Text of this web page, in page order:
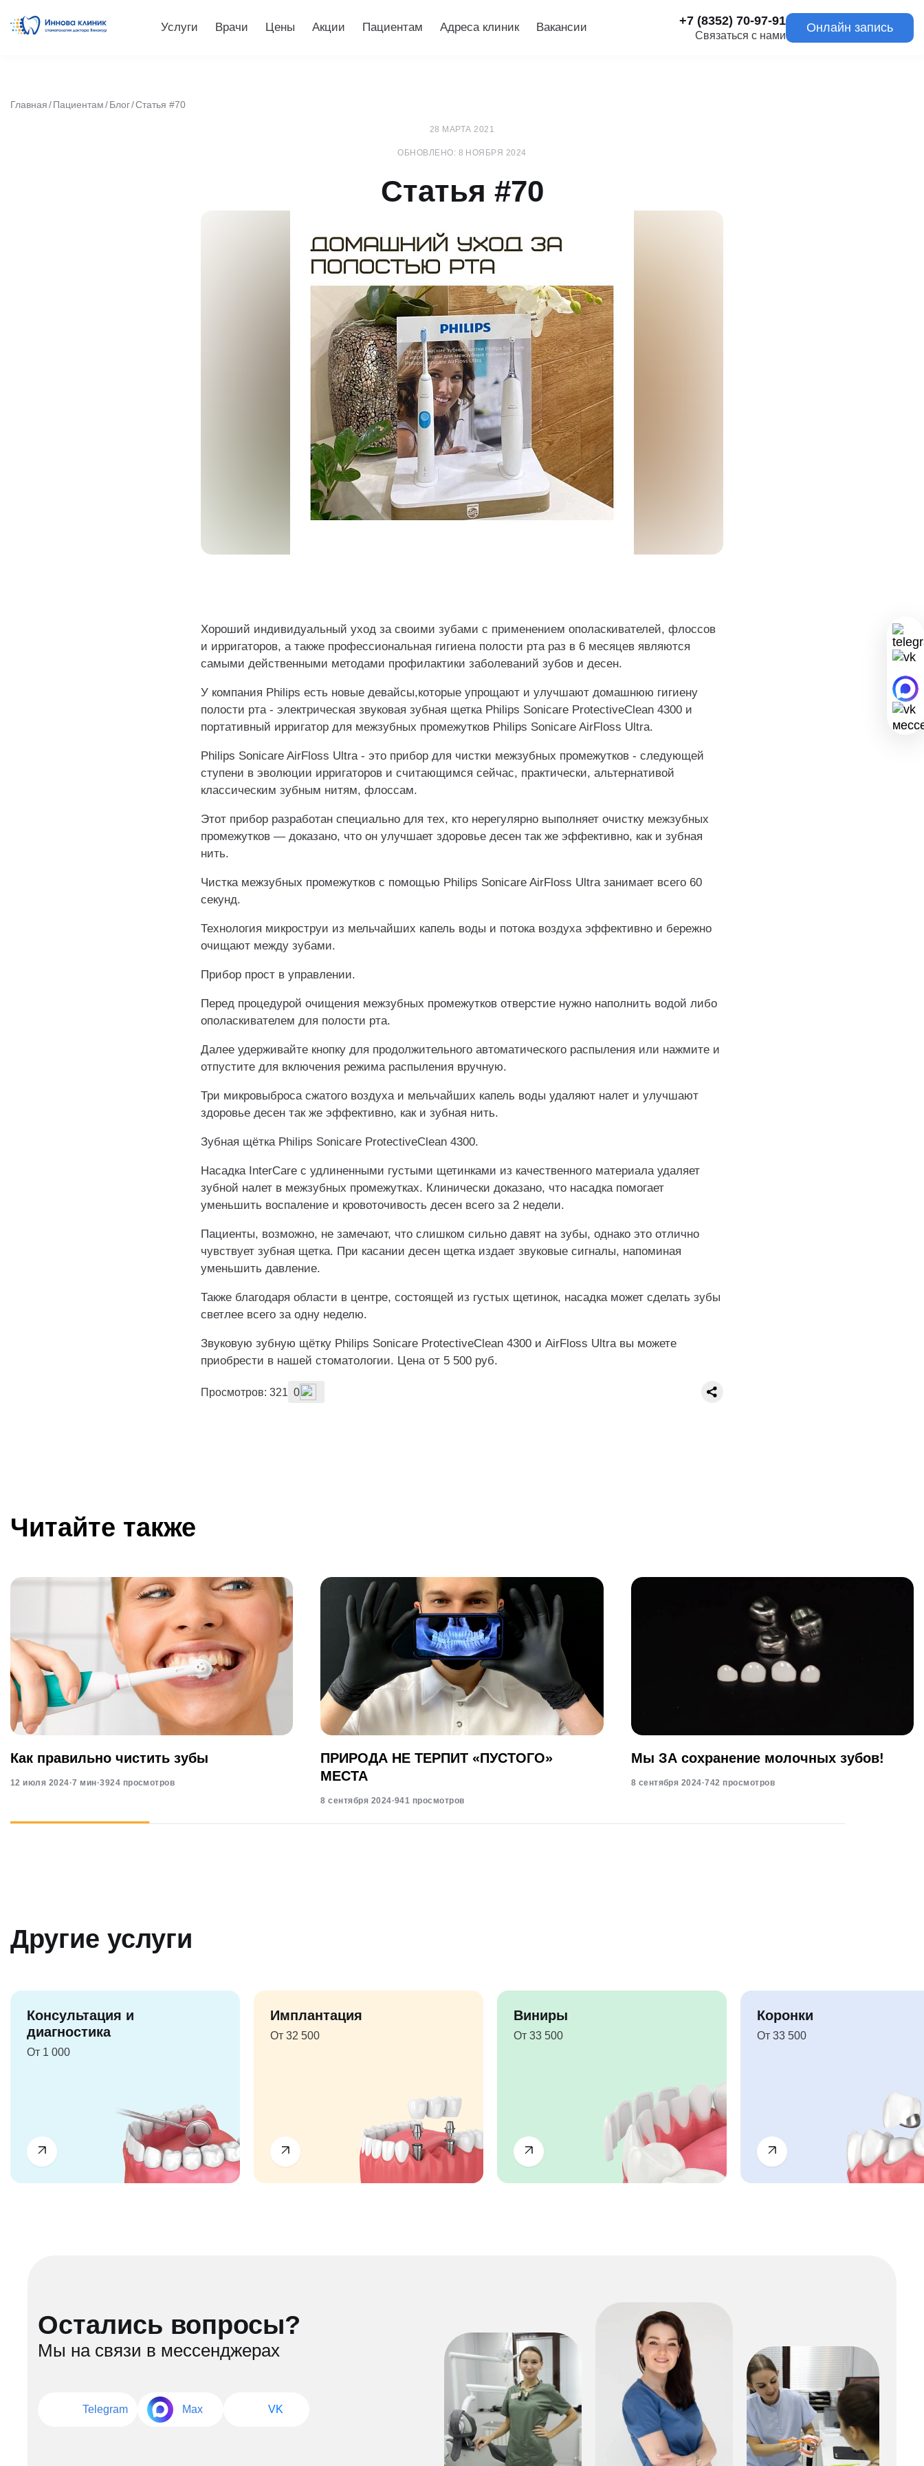
Услуги Врачи Цены Акции Пациентам Адреса клиник Вакансии +7 (8352) 70-97-91
Связаться с нами
Онлайн запись
Главная Пациентам Блог Статья #70
28 МАРТА 2021
ОБНОВЛЕНО: 8 НОЯБРЯ 2024
Статья #70
Хороший индивидуальный уход за своими зубами с применением ополаскивателей, флоссов
и ирригаторов, а также профессиональная гигиена полости рта раз в 6 месяцев являются
самыми действенными методами профилактики заболеваний зубов и десен.
У компания Philips есть новые девайсы,которые упрощают и улучшают домашнюю гигиену
полости рта - электрическая звуковая зубная щетка Philips Sonicare ProtectiveClean 4300 и
портативный ирригатор для межзубных промежутков Philips Sonicare AirFloss Ultra.
️Philips Sonicare AirFloss Ultra - это прибор для чистки межзубных промежутков - следующей
ступени в эволюции ирригаторов и считающимся сейчас, практически, альтернативой
классическим зубным нитям, флоссам.
Этот прибор разработан специально для тех, кто нерегулярно выполняет очистку межзубных
промежутков — доказано, что он улучшает здоровье десен так же эффективно, как и зубная
нить.
Чистка межзубных промежутков с помощью Philips Sonicare AirFloss Ultra занимает всего 60
секунд.
Технология микроструи из мельчайших капель воды и потока воздуха эффективно и бережно
очищают между зубами.
Прибор прост в управлении.
Перед процедурой очищения межзубных промежутков отверстие нужно наполнить водой либо
ополаскивателем для полости рта.
Далее удерживайте кнопку для продолжительного автоматического распыления или нажмите и
отпустите для включения режима распыления вручную.
Три микровыброса сжатого воздуха и мельчайших капель воды удаляют налет и улучшают
здоровье десен так же эффективно, как и зубная нить.
️Зубная щётка Philips Sonicare ProtectiveClean 4300.
Насадка InterCare с удлиненными густыми щетинками из качественного материала удаляет
зубной налет в межзубных промежутках. Клинически доказано, что насадка помогает
уменьшить воспаление и кровоточивость десен всего за 2 недели.
Пациенты, возможно, не замечают, что слишком сильно давят на зубы, однако это отлично
чувствует зубная щетка. При касании десен щетка издает звуковые сигналы, напоминая
уменьшить давление.
Также благодаря области в центре, состоящей из густых щетинок, насадка может сделать зубы
светлее всего за одну неделю.
Звуковую зубную щётку Philips Sonicare ProtectiveClean 4300 и AirFloss Ultra вы можете
приобрести в нашей стоматологии. Цена от 5 500 руб.
Просмотров: 321 0
Читайте также
Как правильно чистить зубы
12 июля 2024·7 мин·3924 просмотров
ПРИРОДА НЕ ТЕРПИТ «ПУСТОГО»
МЕСТА
8 сентября 2024·941 просмотров
Мы ЗА сохранение молочных зубов!
8 сентября 2024·742 просмотров
Другие услуги
Консультация и
диагностика
От 1 000
Имплантация
От 32 500
Виниры
От 33 500
Коронки
От 33 500
Остались вопросы?
Мы на связи в мессенджерах
Telegram Max VK